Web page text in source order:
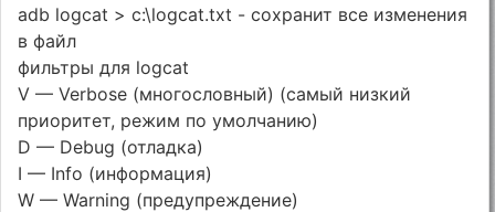
adb logcat > c:\logcat.txt - сохранит все изменения
в файл
фильтры для logcat
V — Verbose (многословный) (самый низкий
приоритет, режим по умолчанию)
D — Debug (отладка)
I — Info (информация)
W — Warning (предупреждение)